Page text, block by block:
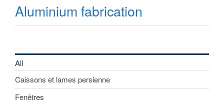
Aluminium fabrication
All
Caissons et lames persienne
Fenêtres